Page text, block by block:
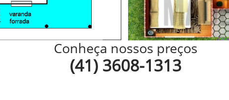
Conheça nossos preços
(41) 3608-1313